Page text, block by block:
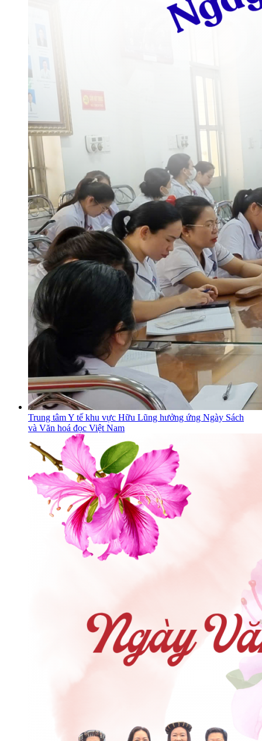
Trung tâm Y tế khu vực Hữu Lũng hưởng ứng Ngày Sách
và Văn hoá đọc Việt Nam